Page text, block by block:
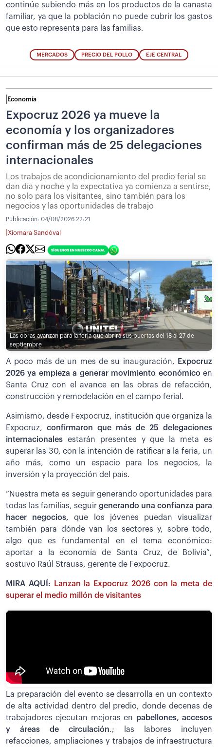
continúe subiendo más en los productos de la canasta
familiar, ya que la población no puede cubrir los gastos
que esto representa para las familias.
MERCADOS PRECIO DEL POLLO EJE CENTRAL
Economía
Expocruz 2026 ya mueve la
economía y los organizadores
confirman más de 25 delegaciones
internacionales
Los trabajos de acondicionamiento del predio ferial se
dan día y noche y la expectativa ya comienza a sentirse,
no solo para los visitantes, sino también para los
negocios y las oportunidades de trabajo
Publicación: 04/08/2026 22:21
Xiomara Sandóval
Las obras avanzan para la feria que abrirá sus puertas del 18 al 27 de
septiembre
A poco más de un mes de su inauguración,
Expocruz
2026 ya empieza a generar movimiento económico en
Santa Cruz con el avance en las obras de refacción,
construcción y remodelación en el campo ferial.
Asimismo, desde Fexpocruz, institución que organiza la
Expocruz, confirmaron que más de 25 delegaciones
internacionales estarán presentes y que la meta es
superar las 30, con la intención de ratificar a la feria, un
año más, como un espacio para los negocios, la
inversión y la proyección del país.
”Nuestra meta es seguir generando oportunidades para
todas las familias, seguir generando una confianza para
hacer negocios,que los jóvenes puedan visualizar
también para dónde van los sectores y, sobre todo,
algo que es fundamental en el tema económico:
aportar a la economía de Santa Cruz, de Bolivia”,
sostuvo Raúl Strauss, gerente de Fexpocruz.
MIRA AQUÍ:
Lanzan la Expocruz 2026 con la meta de
superar el medio millón de visitantes
La preparación del evento se desarrolla en un contexto
de alta actividad dentro del predio, donde decenas de
trabajadores ejecutan mejoras en pabellones, accesos
y áreas de circulación.; las labores incluyen
refacciones, ampliaciones y trabajos de infraestructura